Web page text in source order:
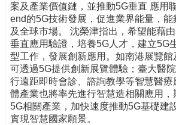
案及產業價值鏈，並推動5G垂直 應用
end的5G技術發展，促進業界能量，
及全球市場。 沈榮津指出，希望能藉
垂直應用驗證，培養5G人才，建立5G
型工作，發展創新應用。如南港展覽
可透過5G提供創新展覽體驗；臺大醫
行遠距即時會診、諮詢教學等智慧醫
體產業也將率先進行智慧造相關應用，
5G相關產業，加快速度推動5G基礎建
實現智慧國家願景。